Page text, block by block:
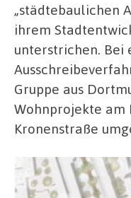
„städtebaulichen
ihrem
unterstrichen. Bei
Gruppe aus
Wohnprojekte am
Kronenstraße